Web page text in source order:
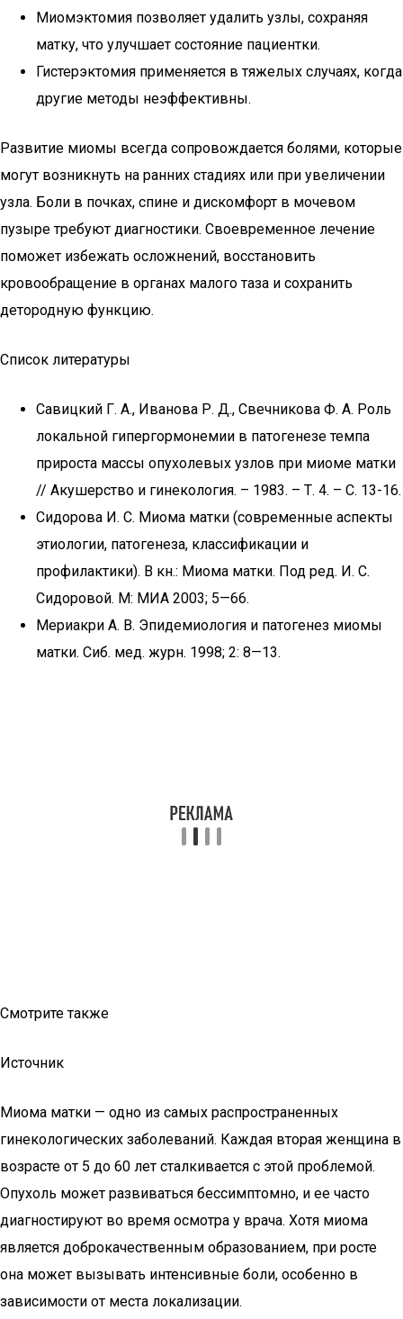
Миомэктомия позволяет удалить узлы, сохраняя
матку, что улучшает состояние пациентки.
Гистерэктомия применяется в тяжелых случаях, когда
другие методы неэффективны.
Развитие миомы всегда сопровождается болями, которые
могут возникнуть на ранних стадиях или при увеличении
узла. Боли в почках, спине и дискомфорт в мочевом
пузыре требуют диагностики. Своевременное лечение
поможет избежать осложнений, восстановить
кровообращение в органах малого таза и сохранить
детородную функцию.
Список литературы
Савицкий Г. А., Иванова Р. Д., Свечникова Ф. А. Роль
локальной гипергормонемии в патогенезе темпа
прироста массы опухолевых узлов при миоме матки
// Акушерство и гинекология. – 1983. – Т. 4. – С. 13-16.
Сидорова И. С. Миома матки (современные аспекты
этиологии, патогенеза, классификации и
профилактики). В кн.: Миома матки. Под ред. И. С.
Сидоровой. М: МИА 2003; 5—66.
Мериакри А. В. Эпидемиология и патогенез миомы
матки. Сиб. мед. журн. 1998; 2: 8—13.
Смотрите также
Источник
Миома матки — одно из самых распространенных
гинекологических заболеваний. Каждая вторая женщина в
возрасте от 5 до 60 лет сталкивается с этой проблемой.
Опухоль может развиваться бессимптомно, и ее часто
диагностируют во время осмотра у врача. Хотя миома
является доброкачественным образованием, при росте
она может вызывать интенсивные боли, особенно в
зависимости от места локализации.